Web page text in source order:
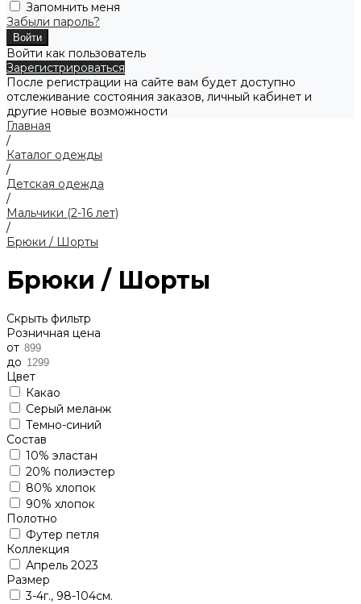
Запомнить меня
Забыли пароль?
Войти как пользователь
Зарегистрироваться
После регистрации на сайте вам будет доступно
отслеживание состояния заказов, личный кабинет и
другие новые возможности
Главная
/
Каталог одежды
/
Детская одежда
/
Мальчики (2-16 лет)
/
Брюки / Шорты
Брюки / Шорты
Скрыть фильтр
Розничная цена
от
до
Цвет
Какао
Серый меланж
Темно-синий
Состав
10% эластан
20% полиэстер
80% хлопок
90% хлопок
Полотно
Футер петля
Коллекция
Апрель 2023
Размер
3-4г., 98-104см.